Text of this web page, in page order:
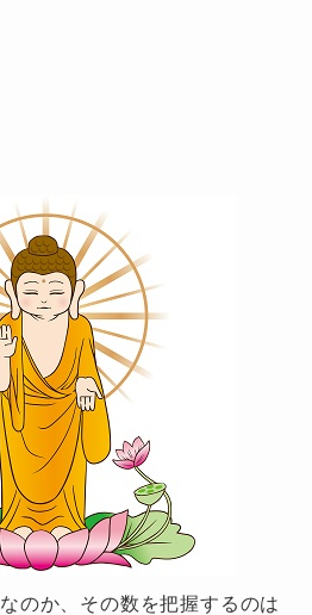
のか、その数を把握するのは